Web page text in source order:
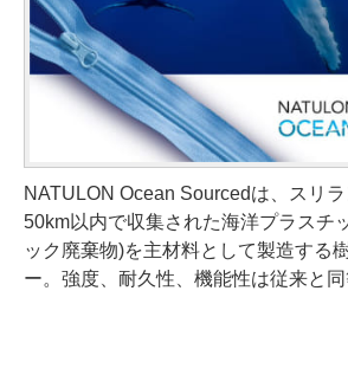
NATULON Ocean Sourcedは、スリ
50km以内で収集された海洋プラスチ
ック廃棄物)を主材料として製造する
ー。強度、耐久性、機能性は従来と同